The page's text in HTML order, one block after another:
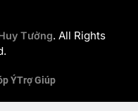
Tưởng. All Rights
ÝTrợ Giúp